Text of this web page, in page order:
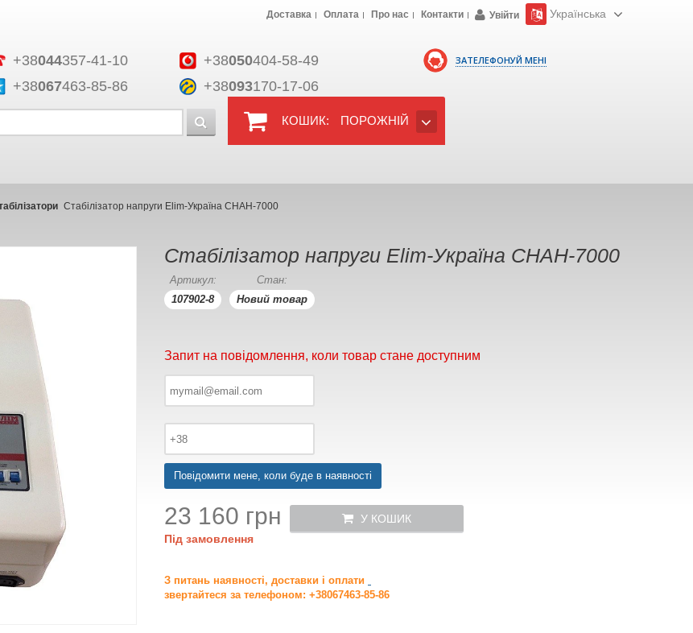
ЗАТЕЛЕФОНУЙ МЕНІ
+38044357-41-10 +38050404-58-49
+38067463-85-86 +38093170-17-06
Доставка Оплата Про нас Контакти Увійти Українська
КОШИК: ПОРОЖНІЙ
Cтабілізатор напруги Elim-Україна СНАН-7000
Cтабілізатор напруги Elim-Україна СНАН-7000
Артикул:
107902-8
Стан:
Новий товар
Запит на повідомлення, коли товар стане доступним
Повідомити мене, коли буде в наявності
23 160 грн
Під замовлення
У КОШИК
З питань наявності, доставки і оплати
звертайтеся за телефоном: +38067463-85-86